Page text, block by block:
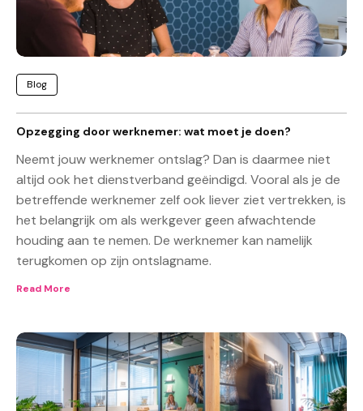
Blog
Opzegging door werknemer: wat moet je doen?
Neemt jouw werknemer ontslag? Dan is daarmee niet
altijd ook het dienstverband geëindigd. Vooral als je de
betreffende werknemer zelf ook liever ziet vertrekken, is
het belangrijk om als werkgever geen afwachtende
houding aan te nemen. De werknemer kan namelijk
terugkomen op zijn ontslagname.
Read More